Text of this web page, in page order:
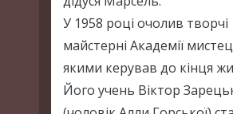
У 1958 році очолив творчі
майстерні Академії
якими керував до кінця
Його учень Віктор